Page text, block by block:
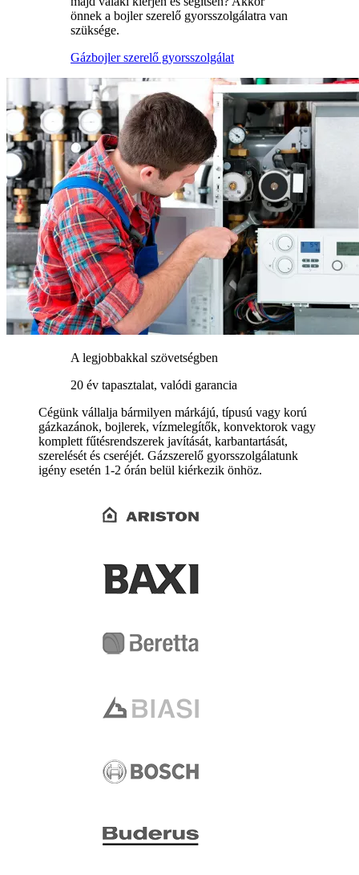
önnek a bojler szerelő gyorsszolgálatra van
szüksége.
Gázbojler szerelő gyorsszolgálat
A legjobbakkal szövetségben
20 év tapasztalat, valódi garancia
Cégünk vállalja bármilyen márkájú, típusú vagy korú
gázkazánok, bojlerek, vízmelegítők, konvektorok vagy
komplett fűtésrendszerek javítását, karbantartását,
szerelését és cseréjét. Gázszerelő gyorsszolgálatunk
igény esetén 1-2 órán belül kiérkezik önhöz.